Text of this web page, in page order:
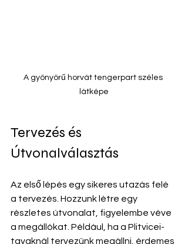
A gyönyörű horvát tengerpart széles
látképe
Tervezés és
Útvonalválasztás
Az első lépés egy sikeres utazás felé
a tervezés. Hozzunk létre egy
részletes útvonalat, figyelembe véve
a megállókat. Például, ha a Plitvicei-
tavaknál tervezünk megállni, érdemes